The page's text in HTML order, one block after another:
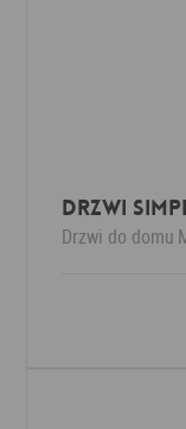
Drzwi
Drzwi do domu